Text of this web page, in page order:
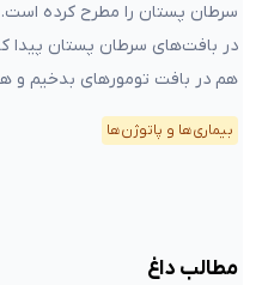
سرطان پستان را مطرح کرده
در بافت‌های سرطان پستان
هم در بافت تومورهای بدخیم و
بیماری‌ها و پاتوژن‌ها
مطالب داغ